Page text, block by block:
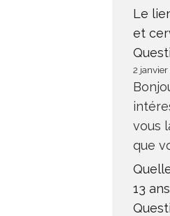
Le
et
2
vous
que
13